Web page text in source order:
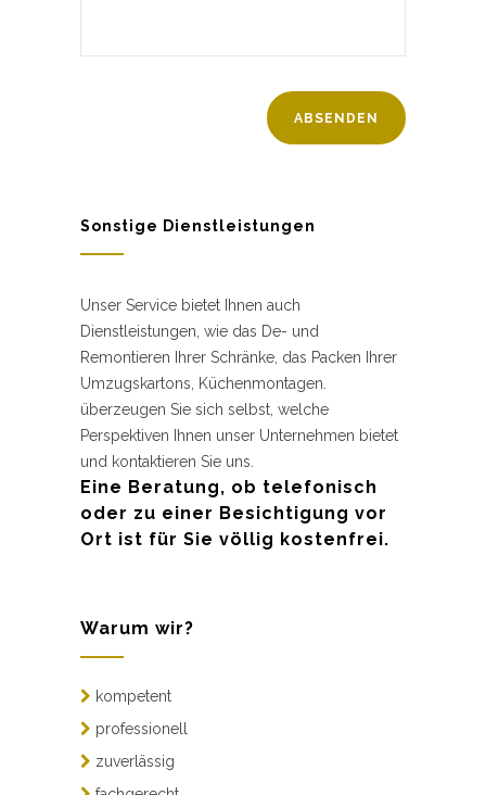
Sonstige Dienstleistungen
Unser Service bietet Ihnen auch
Dienstleistungen, wie das De- und
Remontieren Ihrer Schränke, das Packen Ihrer
Umzugskartons, Küchenmontagen.
überzeugen Sie sich selbst, welche
Perspektiven Ihnen unser Unternehmen bietet
und kontaktieren Sie uns.
Eine Beratung, ob telefonisch
oder zu einer Besichtigung vor
Ort ist für Sie völlig kostenfrei.
Warum wir?
kompetent
professionell
zuverlässig